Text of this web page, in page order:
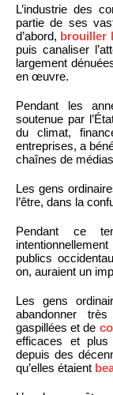
L’industrie des
partie de ses
d’abord, brouiller
puis canaliser
largement
en œuvre.
Pendant les
soutenue par
du climat,
entreprises, a
chaînes de
Les gens
l’être, dans la
Pendant ce
publics
on, auraient un
Les gens
abandonner très
gaspillées et de
efficaces et
depuis des
qu’elles étaient